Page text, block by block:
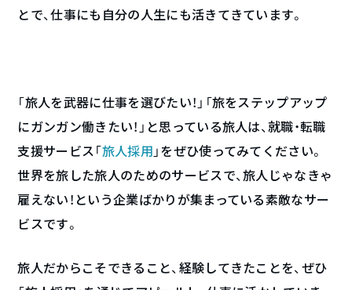
とで、仕事にも自分の人生にも活きてきています。
「旅人を武器に仕事を選びたい！」「旅をステップアップ
にガンガン働きたい！」と思っている旅人は、就職・転職
支援サービス「旅人採用 」をぜひ使ってみてください。
世界を旅した旅人のためのサービスで、旅人じゃなきゃ
雇えない！という企業ばかりが集まっている素敵なサー
ビスです。
旅人だからこそできること、経験してきたことを、ぜひ